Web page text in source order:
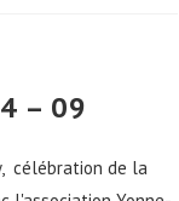
– 09
célébration de la